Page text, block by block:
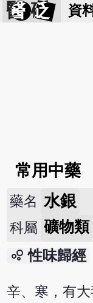
醫 砭 資
常用中藥
藥名 水銀
科屬 礦物類
bubble_chart 性味歸經
辛、寒，有大